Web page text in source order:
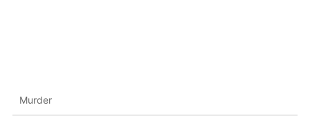
Murder